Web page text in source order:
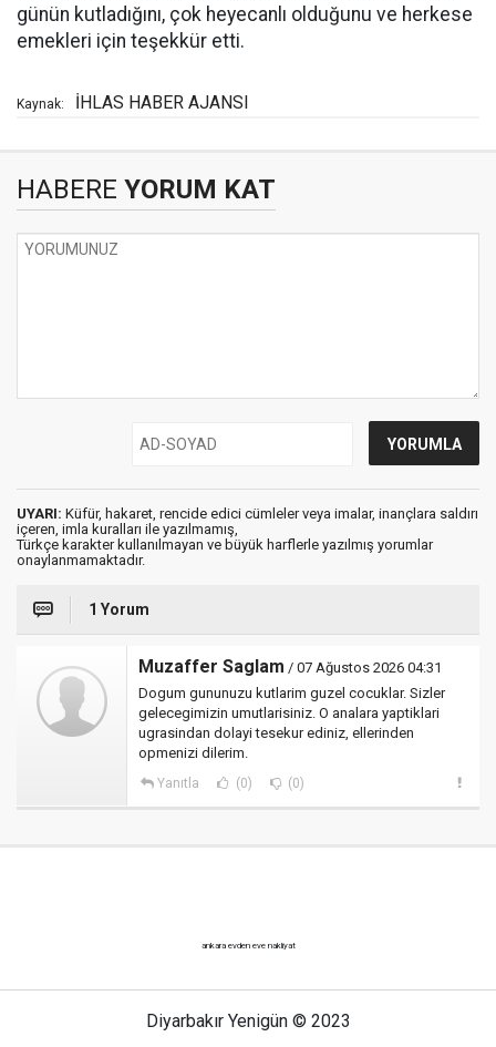
günün kutladığını, çok heyecanlı olduğunu ve herkese
emekleri için teşekkür etti.
Kaynak: İHLAS HABER AJANSI
HABERE YORUM KAT
UYARI: Küfür, hakaret, rencide edici cümleler veya imalar, inançlara saldırı
içeren, imla kuralları ile yazılmamış,
Türkçe karakter kullanılmayan ve büyük harflerle yazılmış yorumlar
onaylanmamaktadır.
1 Yorum
Muzaffer Saglam / 07 Ağustos 2026 04:31
Dogum gununuzu kutlarim guzel cocuklar. Sizler
gelecegimizin umutlarisiniz. O analara yaptiklari
ugrasindan dolayi tesekur ediniz, ellerinden
opmenizi dilerim.
Yanıtla (0) (0)
ankara evden eve nakliyat
Diyarbakır Yenigün © 2023